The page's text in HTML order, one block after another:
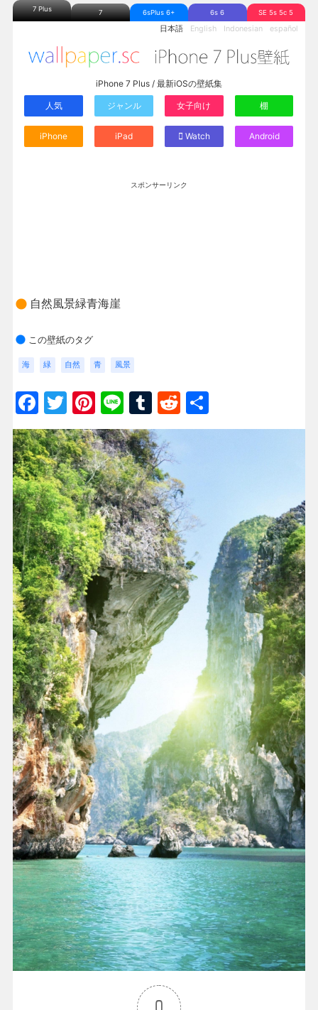
7 Plus 7 6sPlus 6+ 6s 6 SE 5s 5c 5
日本語 English Indonesian español
iPhone 7 Plus / 最新iOSの壁紙集
人気 ジャンル 女子向け 棚
iPhone iPad Watch Android
スポンサーリンク
自然風景緑青海崖
この壁紙のタグ
海 緑 自然 青 風景
Facebook
Twitter
Pinterest
LineTumblr
Reddit
有